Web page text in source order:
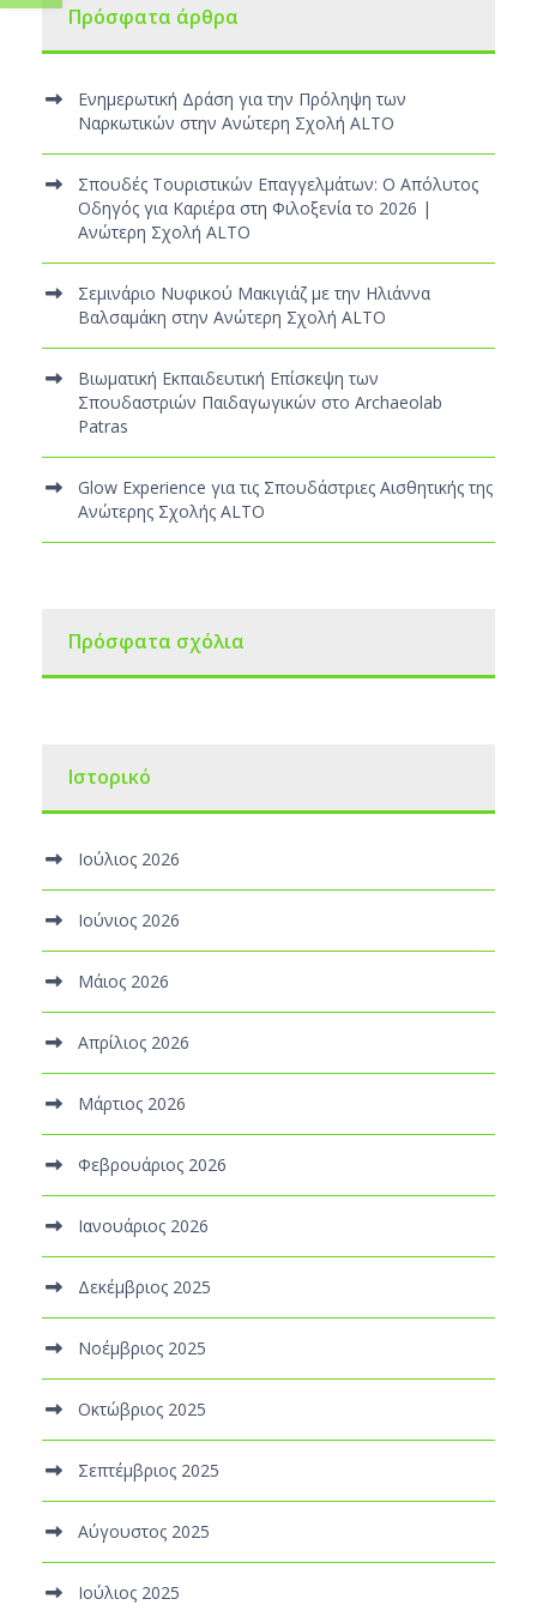
Πρόσφατα άρθρα
Ενημερωτική Δράση για την Πρόληψη των
Ναρκωτικών στην Ανώτερη Σχολή ALTO
Σπουδές Τουριστικών Επαγγελμάτων: Ο Απόλυτος
Οδηγός για Καριέρα στη Φιλοξενία το 2026 |
Ανώτερη Σχολή ALTO
Σεμινάριο Νυφικού Μακιγιάζ με την Ηλιάννα
Βαλσαμάκη στην Ανώτερη Σχολή ALTO
Βιωματική Εκπαιδευτική Επίσκεψη των
Σπουδαστριών Παιδαγωγικών στο Archaeolab
Patras
Glow Experience για τις Σπουδάστριες Αισθητικής της
Ανώτερης Σχολής ALTO
Πρόσφατα σχόλια
Ιστορικό
Ιούλιος 2026
Ιούνιος 2026
Μάιος 2026
Απρίλιος 2026
Μάρτιος 2026
Φεβρουάριος 2026
Ιανουάριος 2026
Δεκέμβριος 2025
Νοέμβριος 2025
Οκτώβριος 2025
Σεπτέμβριος 2025
Αύγουστος 2025
Ιούλιος 2025